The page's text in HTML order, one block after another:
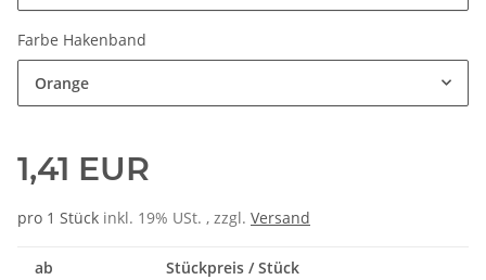
Farbe Hakenband
Orange
1,41 EUR
pro 1 Stück inkl. 19% USt. , zzgl. Versand
ab Stückpreis / Stück